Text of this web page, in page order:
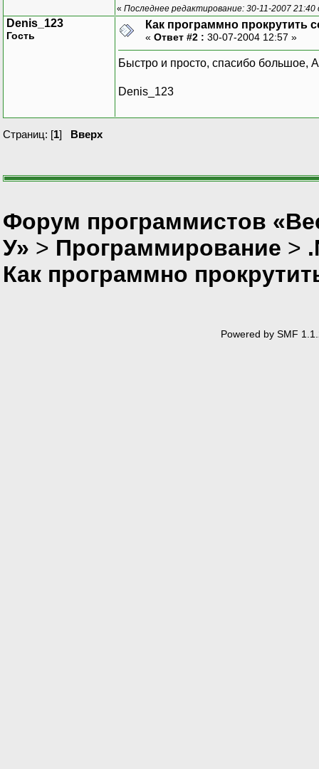
« Последнее редактирование: 30-11-2007 21:40
Denis_123
Гость
Как программно прокрутить
« Ответ #2 : 30-07-2004 12:57 »
Быстро и просто, спасибо большое,
Denis_123
Страниц: [1] Вверх
Форум программистов
У» > Программирование >
Как программно
Powered by SMF